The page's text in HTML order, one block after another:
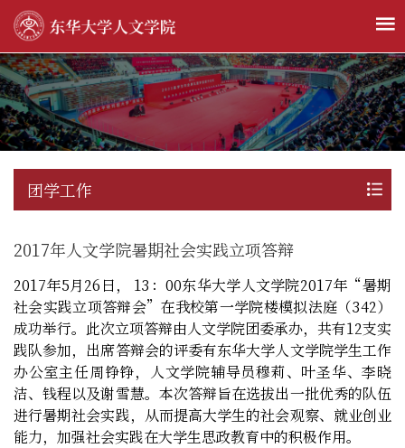
团学工作
2017年人文学院暑期社会实践立项答辩
2017年5月26 日， 13 ：00东华大学人文学院2017年 “暑期
社会实践立项答辩会” 在我校第一学院楼模拟法庭（342）
成功举行。此次立项答辩由人文学院团委承办，共有12支实
践队参加，出席答辩会的评委有东华大学人文学院学生工作
办公室主任周铮铮，人文学院辅导员穆莉、叶圣华、李晓
洁、钱程以及谢雪慧。本次答辩旨在选拔出一批优秀的队伍
进行暑期社会实践，从而提高大学生的社会观察、就业创业
能力，加强社会实践在大学生思政教育中的积极作用。